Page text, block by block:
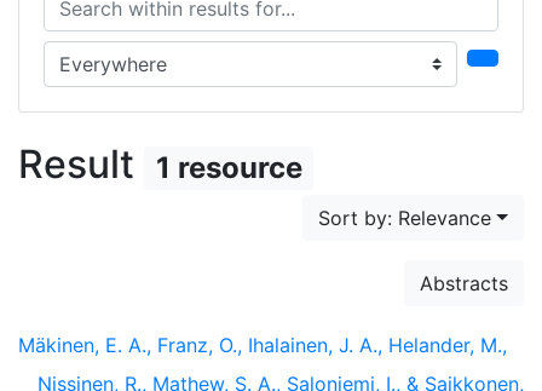
Search in...
Result 1 resource
Sort by: Relevance
Abstracts
Mäkinen, E. A., Franz, O., Ihalainen, J. A., Helander, M.,
Nissinen, R., Mathew, S. A., Saloniemi, I., & Saikkonen,